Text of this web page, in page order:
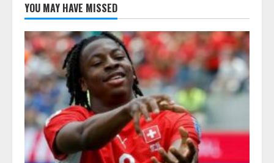
YOU MAY HAVE MISSED